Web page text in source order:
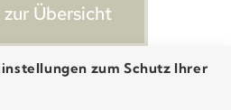
zur Übersicht
zum Schutz Ihrer